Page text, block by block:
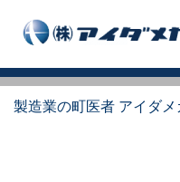
製造業の町医者 アイダメ